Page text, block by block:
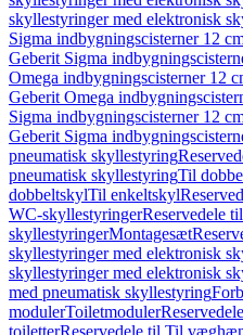
skyllestyringer med elektronisk
Sigma indbygningscisterner 12
Geberit Sigma
Omega indbygningscisterner 12
Geberit Omega
Sigma indbygningscisterner 12
Geberit Sigma
pneumatisk skyllestyring
pneumatisk skyllestyringTil
dobbeltskylTil enkeltskyl
WC-skyllestyringerReservedele
skyllestyringerMontagesæt
skyllestyringer med elektronisk
skyllestyringer med elektronisk
med pneumatisk skyllestyring
modulerToiletmoduler
toiletterReservedele til Til